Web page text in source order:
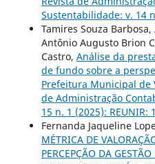
Sustentabilidade: v. 14
Tamires Souza
Antônio Augusto Brion
Castro, Análise da
de fundo sobre a
Prefeitura Municipal de
de Administração
15 n. 1 (2025): REUNIR:
Fernanda Jaqueline
MÉTRICA DE
PERCEPÇÃO DA